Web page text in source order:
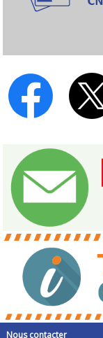
Nous contacter